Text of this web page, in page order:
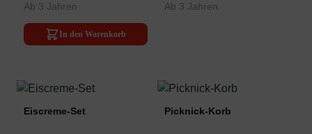
Ab 3 Jahren
In den Warenkorb
Ab 3 Jahren
Eiscreme-Set Picknick-Korb